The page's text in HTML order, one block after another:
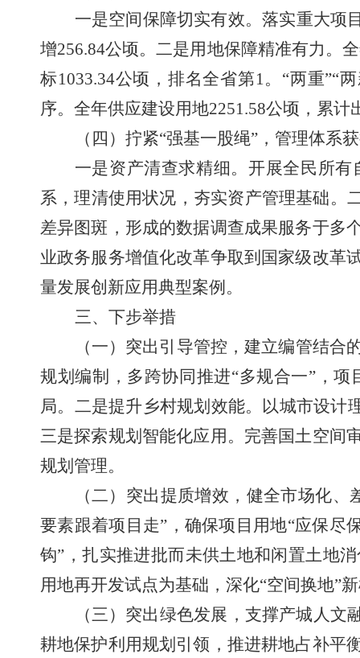
一是空间保障切实有效。落实重大项
增256.84公顷。二是用地保障精准有力。
标1033.34公顷 ，排名全省第1。 “两重”“
序。全年供应建设用地2251.58公顷，累计
（四）拧紧“强基一股绳”，管理体系
一是资产清查求精细。开展全民所
系，理清使用状况，夯实资产管理基础。
差异图斑，形成的数据调查成果服务于多
业政务服务增值化改革争取到国家级改革
量发展创新应用典型案例。
三、下步举措
（一）突出引导管控，建立编管结合
规划编制，多跨协同推进“多规合一”，
局。二是提升乡村规划效能。以城市设计
三是探索规划智能化应用。完善国土空间
规划管理。
（二）突出提质增效，健全市场化
要素跟着项目走”，确保项目用地“应保尽
钩”，扎实推进批而未供土地和闲置土地
用地再开发试点为基础，深化“空间换地”
（三）突出绿色发展，支撑产城人文
耕地保护利用规划引领，推进耕地占补平